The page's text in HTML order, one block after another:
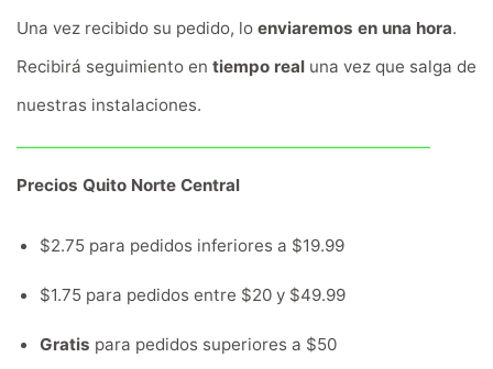
Una vez recibido su pedido, lo enviaremos en una hora.
Recibirá seguimiento en tiempo real una vez que salga de
nuestras instalaciones.
Precios Quito Norte Central
$2.75 para pedidos inferiores a $19.99
$1.75 para pedidos entre $20 y $49.99
Gratis para pedidos superiores a $50